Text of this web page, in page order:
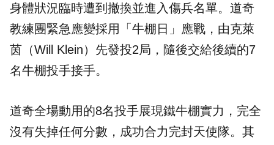
身體狀況臨時遭到撤換並進入傷兵名單。道奇
教練團緊急應變採用「牛棚日」應戰，由克萊
茵（Will Klein）先發投2局，隨後交給後續的7
名牛棚投手接手。
道奇全場動用的8名投手展現鐵牛棚實力，完全
沒有失掉任何分數，成功合力完封天使隊。其